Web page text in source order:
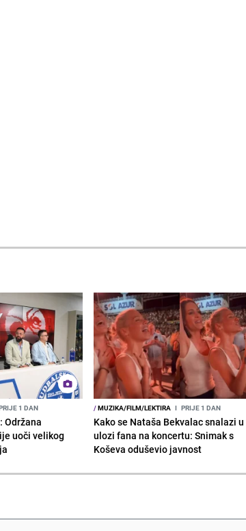
1 DAN
Održana
uoči velikog
/MUZIKA/FILM/LEKTIRA I PRIJE 1 DAN
Kako se Nataša Bekvalac snalazi u
ulozi fana na koncertu: Snimak s
Koševa oduševio javnost